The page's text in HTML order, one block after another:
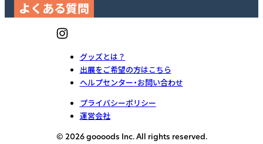
よくある質問
グッズとは？
出展をご希望の方はこちら
ヘルプセンター・お問い合わせ
プライバシーポリシー
運営会社
© 2026 goooods Inc. All rights reserved.